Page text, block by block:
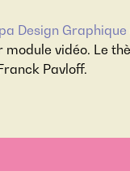
Design Graphique
vidéo. Le
Pavloff.